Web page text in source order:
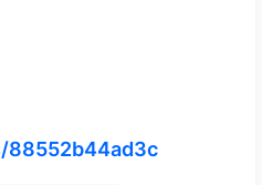
88552b44ad3c